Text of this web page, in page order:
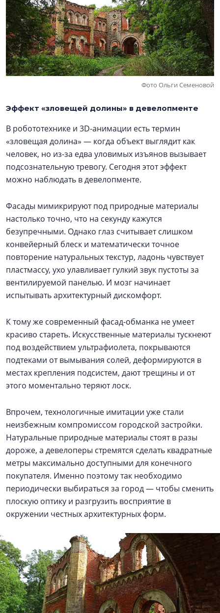
Фото Ольги Семеновой
Эффект «зловещей долины» в девелопменте
В робототехнике и 3D-анимации есть термин
«зловещая долина» — когда объект выглядит как
человек, но из-за едва уловимых изъянов вызывает
подсознательную тревогу. Сегодня этот эффект
можно наблюдать в девелопменте.
Фасады мимикрируют под природные материалы
настолько точно, что на секунду кажутся
безупречными. Однако глаз считывает слишком
конвейерный блеск и математически точное
повторение натуральных текстур, ладонь чувствует
пластмассу, ухо улавливает гулкий звук пустоты за
вентилируемой панелью. И мозг начинает
испытывать архитектурный дискомфорт.
К тому же современный фасад-обманка не умеет
красиво стареть. Искусственные материалы тускнеют
под воздействием ультрафиолета, покрываются
подтеками от вымывания солей, деформируются в
местах крепления подсистем, дают трещины и от
этого моментально теряют лоск.
Впрочем, технологичные имитации уже стали
неизбежным компромиссом городской застройки.
Натуральные природные материалы стоят в разы
дороже, а девелоперы стремятся сделать квадратные
метры максимально доступными для конечного
покупателя. Именно поэтому так необходимо
периодически выбираться за город — чтобы сменить
плоскую оптику и разгрузить восприятие в
окружении честных архитектурных форм.